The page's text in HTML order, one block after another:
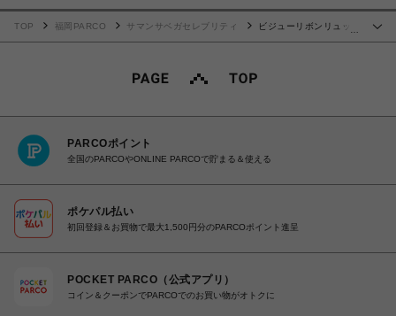
…
TOP 福岡PARCO サマンサベガセレブリティ
ビジューリボンリュック
PARCOポイント
全国のPARCOやONLINE PARCOで貯まる＆使える
ポケパル払い
初回登録＆お買物で最大1,500円分のPARCOポイント進呈
POCKET PARCO（公式アプリ）
コイン＆クーポンでPARCOでのお買い物がオトクに